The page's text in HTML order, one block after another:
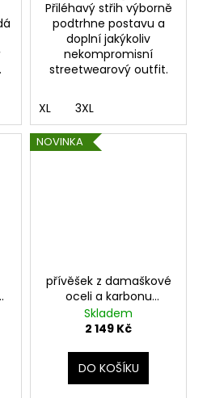
Přiléhavý střih výborně
podtrhne postavu a
doplní jakýkoliv
nekompromisní
streetwearový outfit.
XL 3XL
NOVINKA
přívěšek z damaškové
oceli a karbonu
Spiorad s řetízkem
Skladem
2 149 Kč
DO KOŠÍKU